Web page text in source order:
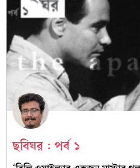
ছবিঘর : পর্ব ১